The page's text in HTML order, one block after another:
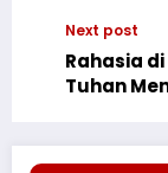
Next post
Rahasia
Tuhan